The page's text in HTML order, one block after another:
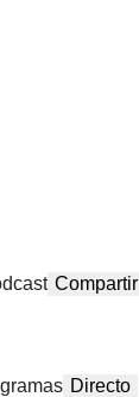
Compartir
Directo